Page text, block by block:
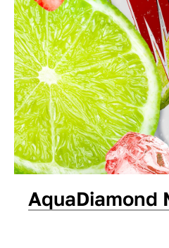
AquaDiamond